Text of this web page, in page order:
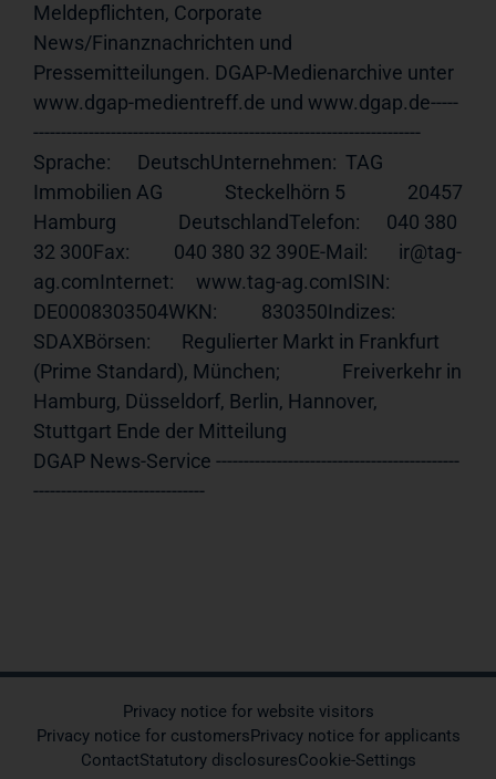
Meldepflichten, Corporate
News/Finanznachrichten und
Pressemitteilungen. DGAP-Medienarchive unter
www.dgap-medientreff.de und www.dgap.de-----
----------------------------------------------------------------------
Sprache:      DeutschUnternehmen:  TAG
Immobilien AG              Steckelhörn 5              20457
Hamburg              DeutschlandTelefon:      040 380
32 300Fax:          040 380 32 390E-Mail:       ir@tag-
ag.comInternet: www.tag-ag.comISIN:
DE0008303504WKN:          830350Indizes:
SDAXBörsen:       Regulierter Markt in Frankfurt
(Prime Standard), München;              Freiverkehr in
Hamburg, Düsseldorf, Berlin, Hannover,
Stuttgart Ende der Mitteilung
DGAP News-Service --------------------------------------------
-------------------------------
Privacy notice for website visitors
Privacy notice for customersPrivacy notice for applicants
ContactStatutory disclosuresCookie-Settings